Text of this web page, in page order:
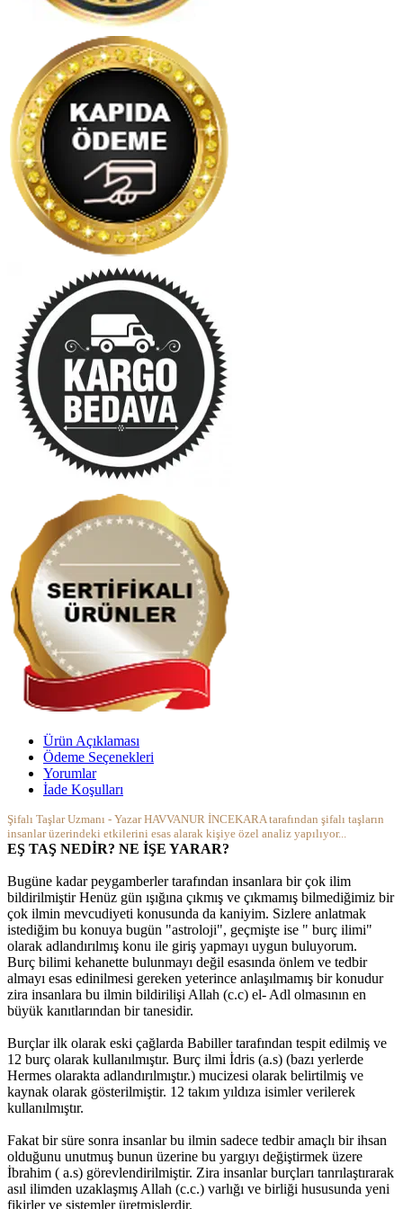
Ürün Açıklaması
Ödeme Seçenekleri
Yorumlar
İade Koşulları
Şifalı Taşlar Uzmanı - Yazar HAVVANUR İNCEKARA tarafından şifalı taşların
insanlar üzerindeki etkilerini esas alarak kişiye özel analiz yapılıyor...
EŞ TAŞ NEDİR? NE İŞE YARAR?
Bugüne kadar peygamberler tarafından insanlara bir çok ilim
bildirilmiştir Henüz gün ışığına çıkmış ve çıkmamış bilmediğimiz bir
çok ilmin mevcudiyeti konusunda da kaniyim. Sizlere anlatmak
istediğim bu konuya bugün "astroloji", geçmişte ise " burç ilimi"
olarak adlandırılmış konu ile giriş yapmayı uygun buluyorum.
Burç bilimi kehanette bulunmayı değil esasında önlem ve tedbir
almayı esas edinilmesi gereken yeterince anlaşılmamış bir konudur
zira insanlara bu ilmin bildirilişi Allah (c.c) el- Adl olmasının en
büyük kanıtlarından bir tanesidir.
Burçlar ilk olarak eski çağlarda Babiller tarafından tespit edilmiş ve
12 burç olarak kullanılmıştır. Burç ilmi İdris (a.s) (bazı yerlerde
Hermes olarakta adlandırılmıştır.) mucizesi olarak belirtilmiş ve
kaynak olarak gösterilmiştir. 12 takım yıldıza isimler verilerek
kullanılmıştır.
Fakat bir süre sonra insanlar bu ilmin sadece tedbir amaçlı bir ihsan
olduğunu unutmuş bunun üzerine bu yargıyı değiştirmek üzere
İbrahim ( a.s) görevlendirilmiştir. Zira insanlar burçları tanrılaştırarak
asıl ilimden uzaklaşmış Allah (c.c.) varlığı ve birliği hususunda yeni
fikirler ve sistemler üretmişlerdir.